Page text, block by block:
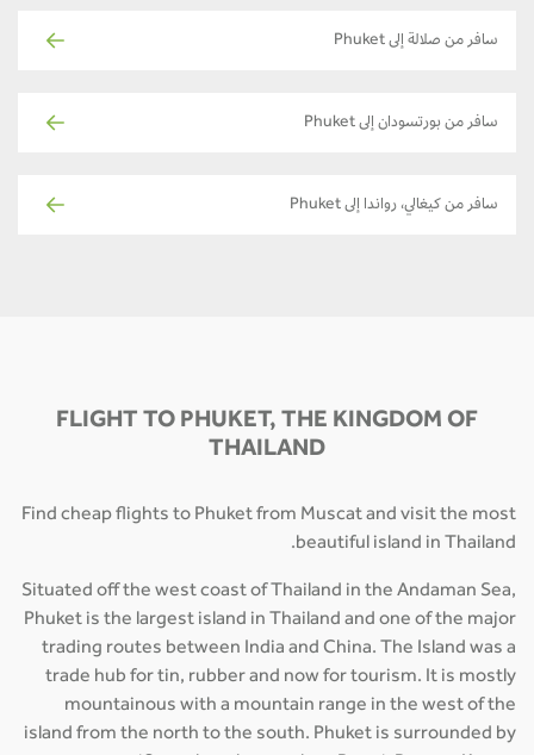
سافر من صلالة إلى Phuket
سافر من بورتسودان إلى Phuket
سافر من كيغالي، رواندا إلى Phuket
FLIGHT TO PHUKET, THE KINGDOM OF
THAILAND
Find cheap flights to Phuket from Muscat and visit the most
beautiful island in Thailand.
Situated off the west coast of Thailand in the Andaman Sea,
Phuket is the largest island in Thailand and one of the major
trading routes between India and China. The Island was a
trade hub for tin, rubber and now for tourism. It is mostly
mountainous with a mountain range in the west of the
island from the north to the south. Phuket is surrounded by